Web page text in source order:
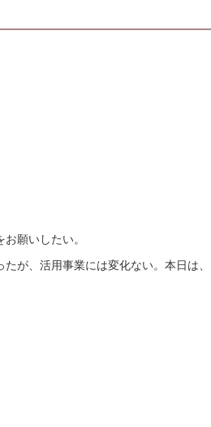
願いしたい。
が、活用事業には変化ない。本日は